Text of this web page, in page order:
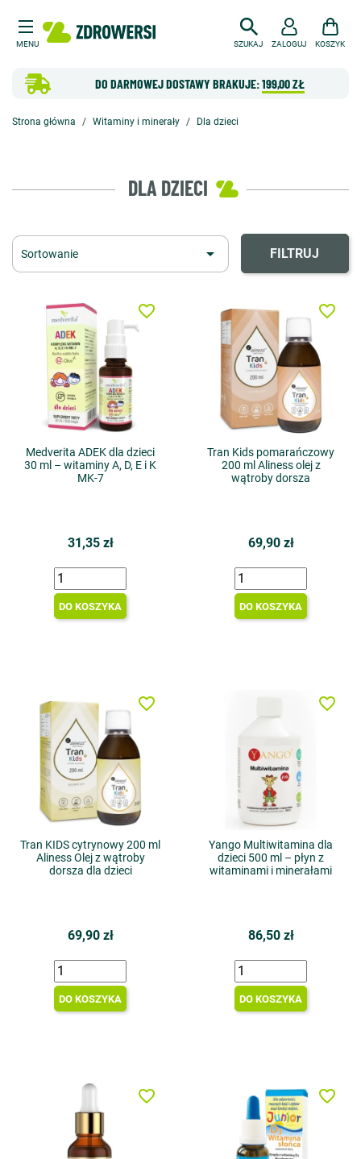
MENU SZUKAJ
DO DARMOWEJ DOSTAWY BRAKUJE:199,00 ZŁ
ZALOGUJ KOSZYK
Strona główna Witaminy i minerały Dla dzieci
DLA DZIECI
Sortowanie  FILTRUJ
Medverita ADEK dla dzieci
30 ml – witaminy A, D, E i K
MK-7
31,35 zł
DO KOSZYKA
favorite_border
Tran Kids pomarańczowy
200 ml Aliness olej z
wątroby dorsza
69,90 zł
DO KOSZYKA
favorite_border
Tran KIDS cytrynowy 200 ml
Aliness Olej z wątroby
dorsza dla dzieci
69,90 zł
DO KOSZYKA
favorite_border
Yango Multiwitamina dla
dzieci 500 ml – płyn z
witaminami i minerałami
86,50 zł
DO KOSZYKA
favorite_border
favorite_border favorite_border